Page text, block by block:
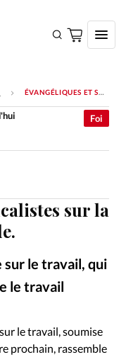
ÉVANGÉLIQUES ET SYNDICALISTES SUR LA MÊME LONGUEUR D’ONDE.
sur la
sur le travail, qui
le travail
Foi
le travail, soumise
prochain, rassemble